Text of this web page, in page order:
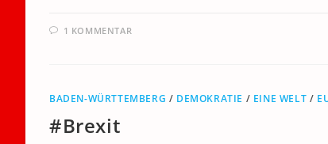
1 KOMMENTAR
BADEN-WÜRTTEMBERG / DEMOKRATIE / EINE WELT /
#Brexit